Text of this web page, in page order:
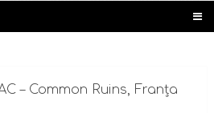
– Common Ruins, Franța